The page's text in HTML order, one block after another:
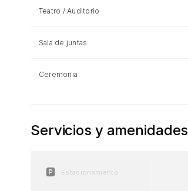
Teatro / Auditorio
Sala de juntas
Ceremonia
Servicios y amenidades
🅿️ Estacionamiento